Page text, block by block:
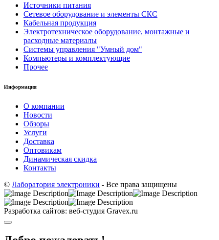
Источники питания
Сетевое оборудование и элементы СКС
Кабельная продукция
Электротехническое оборудование, монтажные и
расходные материалы
Системы управления "Умный дом"
Компьютеры и комплектующие
Прочее
Информация
О компании
Новости
Обзоры
Услуги
Доставка
Оптовикам
Динамическая скидка
Контакты
© Лаборатория электроники - Все права защищены
Разработка сайтов: веб-студия Gravex.ru